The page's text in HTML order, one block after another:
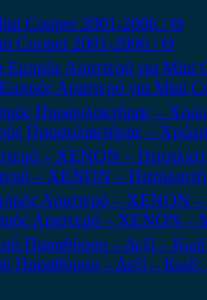
Cooper 2001-2006 / Θ
Αριστερό για Mini
Προφυλακτήρας –
– XENON –
Αριστερό – XENON –
Παραθύρου – Δεξί –